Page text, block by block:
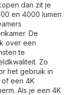
dan zit je
en 4000 lumen
De
over een
te
Zo
het gebruik in
of een 4K
Als je een 4K